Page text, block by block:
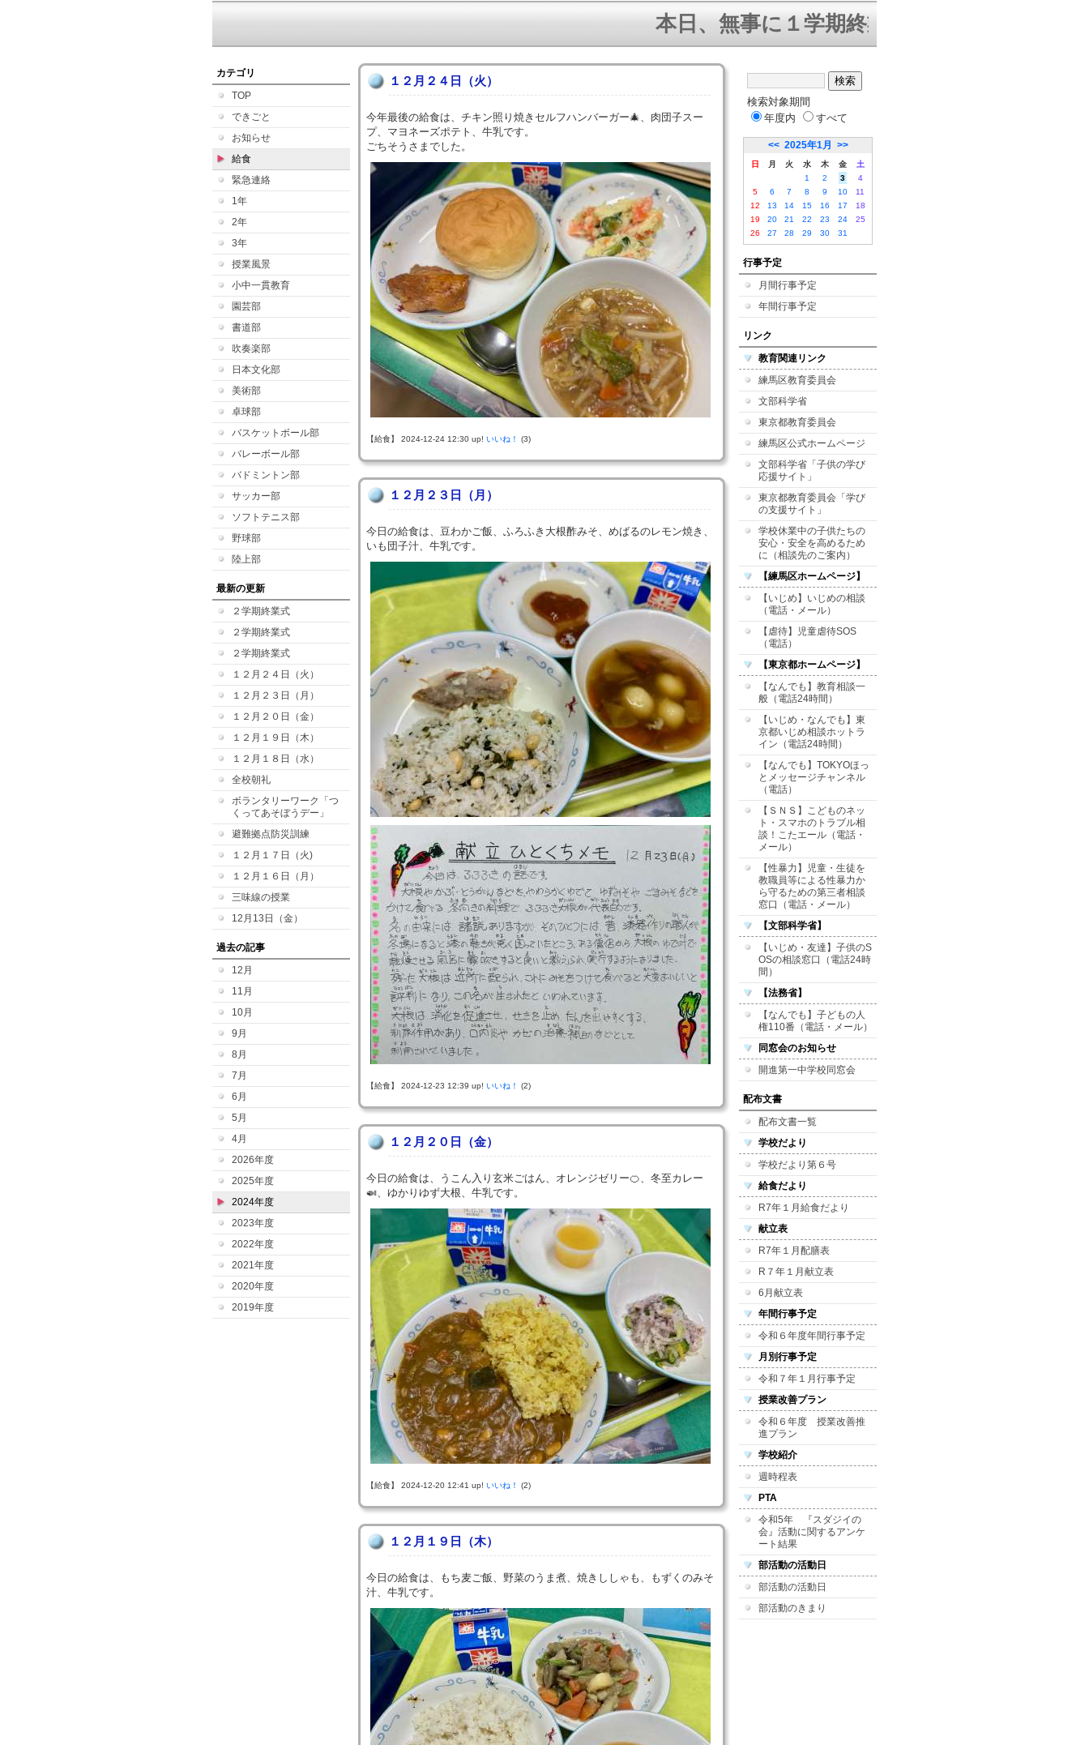
本日、無事に１学期終業式を迎えることができ
カテゴリ
TOP
できごと
お知らせ
給食
緊急連絡
1年
2年
3年
授業風景
小中一貫教育
園芸部
書道部
吹奏楽部
日本文化部
美術部
卓球部
バスケットボール部
バレーボール部
バドミントン部
サッカー部
ソフトテニス部
野球部
陸上部
最新の更新
２学期終業式
２学期終業式
２学期終業式
１２月２４日（火）
１２月２３日（月）
１２月２０日（金）
１２月１９日（木）
１２月１８日（水）
全校朝礼
ボランタリーワーク「つ
くってあそぼうデー」
避難拠点防災訓練
１２月１７日（火)
１２月１６日（月）
三味線の授業
12月13日（金）
過去の記事
12月
11月
10月
9月
8月
7月
6月
5月
4月
2026年度
2025年度
2024年度
2023年度
2022年度
2021年度
2020年度
2019年度
１２月２４日（火）
今年最後の給食は、チキン照り焼きセルフハンバーガー🎄、肉団子スー
プ、マヨネーズポテト、牛乳です。
ごちそうさまでした。
【給食】 2024-12-24 12:30 up! いいね！ (3)
１２月２３日（月）
今日の給食は、豆わかご飯、ふろふき大根酢みそ、めばるのレモン焼き、
いも団子汁、牛乳です。
【給食】 2024-12-23 12:39 up! いいね！ (2)
１２月２０日（金）
今日の給食は、うこん入り玄米ごはん、オレンジゼリー🍊、冬至カレー
🍛、ゆかりゆず大根、牛乳です。
【給食】 2024-12-20 12:41 up! いいね！ (2)
１２月１９日（木）
今日の給食は、もち麦ご飯、野菜のうま煮、焼きししゃも、もずくのみそ
汁、牛乳です。
検索対象期間
年度内
すべて
<< 2025年1月 >>
日 月 火 水 木 金
土
1
2 3
4
5
6 7 8 9 10
11
12
13 14 15 16 17
18
19
20 21 22 23 24
25
26
27 28 29 30 31
行事予定
月間行事予定
年間行事予定
リンク
教育関連リンク
練馬区教育委員会
文部科学省
東京都教育委員会
練馬区公式ホームページ
文部科学省「子供の学び
応援サイト」
東京都教育委員会「学び
の支援サイト」
学校休業中の子供たちの
安心・安全を高めるため
に（相談先のご案内）
【練馬区ホームページ】
【いじめ】いじめの相談
（電話・メール）
【虐待】児童虐待SOS
（電話）
【東京都ホームページ】
【なんでも】教育相談一
般（電話24時間）
【いじめ・なんでも】東
京都いじめ相談ホットラ
イン（電話24時間）
【なんでも】TOKYOほっ
とメッセージチャンネル
（電話）
【ＳＮＳ】こどものネッ
ト・スマホのトラブル相
談！こたエール（電話・
メール）
【性暴力】児童・生徒を
教職員等による性暴力か
ら守るための第三者相談
窓口（電話・メール）
【文部科学省】
【いじめ・友達】子供のS
OSの相談窓口（電話24時
間）
【法務省】
【なんでも】子どもの人
権110番（電話・メール）
同窓会のお知らせ
開進第一中学校同窓会
配布文書
配布文書一覧
学校だより
学校だより第６号
給食だより
R7年１月給食だより
献立表
R7年１月配膳表
R７年１月献立表
6月献立表
年間行事予定
令和６年度年間行事予定
月別行事予定
令和７年１月行事予定
授業改善プラン
令和６年度 授業改善推
進プラン
学校紹介
週時程表
PTA
令和5年 『スダジイの
会』活動に関するアンケ
ート結果
部活動の活動日
部活動の活動日
部活動のきまり